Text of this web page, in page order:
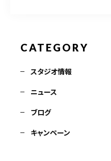
CATEGORY
スタジオ情報
ニュース
ブログ
キャンペーン